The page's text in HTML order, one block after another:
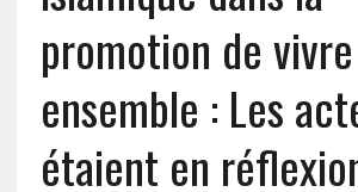
promotion de vivre
ensemble : Les
étaient en